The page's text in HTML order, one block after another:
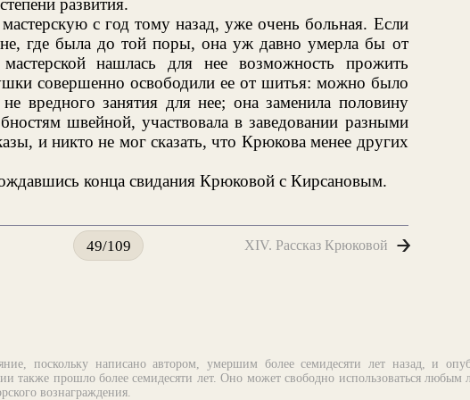
развития.
с год тому назад, уже очень больная. Если
где была до той поры, она уж давно умерла бы от
нашлась для нее возможность прожить
совершенно освободили ее от шитья: можно было
вредного занятия для нее; она заменила половину
швейной, участвовала в заведовании разными
и никто не мог сказать, что Крюкова менее других
конца свидания Крюковой с Кирсановым.
49/109 XIV. Рассказ Крюковой
поскольку написано автором, умершим более семидесяти лет назад, и
также прошло более семидесяти лет. Оно может свободно использоваться любым
вознаграждения.